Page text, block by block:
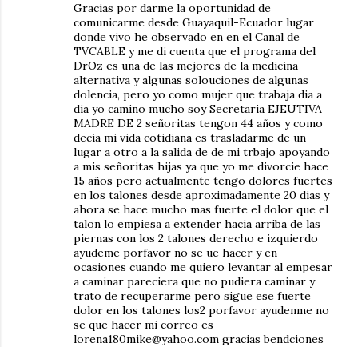
Gracias por darme la oportunidad de
comunicarme desde Guayaquil-Ecuador lugar
donde vivo he observado en en el Canal de
TVCABLE y me di cuenta que el programa del
DrOz es una de las mejores de la medicina
alternativa y algunas solouciones de algunas
dolencia, pero yo como mujer que trabaja dia a
dia yo camino mucho soy Secretaria EJEUTIVA
MADRE DE 2 señoritas tengon 44 años y como
decia mi vida cotidiana es trasladarme de un
lugar a otro a la salida de de mi trbajo apoyando
a mis señoritas hijas ya que yo me divorcie hace
15 años pero actualmente tengo dolores fuertes
en los talones desde aproximadamente 20 dias y
ahora se hace mucho mas fuerte el dolor que el
talon lo empiesa a extender hacia arriba de las
piernas con los 2 talones derecho e izquierdo
ayudeme porfavor no se ue hacer y en
ocasiones cuando me quiero levantar al empesar
a caminar pareciera que no pudiera caminar y
trato de recuperarme pero sigue ese fuerte
dolor en los talones los2 porfavor ayudenme no
se que hacer mi correo es
lorena180mike@yahoo.com gracias bendciones